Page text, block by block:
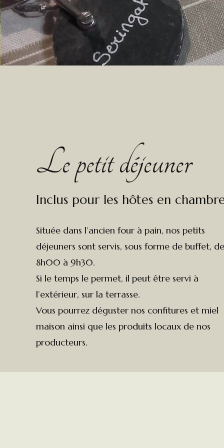
Le petit déjeuner
Inclus pour les hôtes en
Située dans l’ancien four à pain, nos petits
déjeuners sont servis, sous forme de buffet, de
8h00 à 9h30.
Si le temps le permet, il peut être servi à
l’extérieur, sur la terrasse.
Vous pourrez déguster nos confitures et miel
maison ainsi que les produits locaux de nos
producteurs.